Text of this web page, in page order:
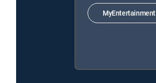
MyEntertainment